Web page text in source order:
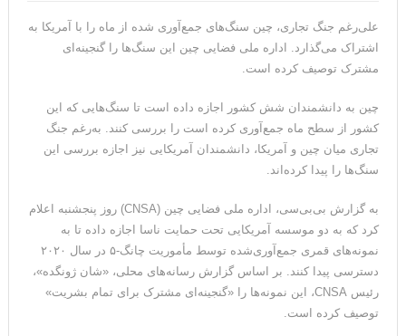
علی‌رغم جنگ تجاری، چین سنگ‌های جمع‌آوری شده از ماه را با آمریکا به
اشتراک می‌گذارد. اداره ملی فضایی چین این سنگ‌ها را گنجینه‌ای
مشترک توصیف کرده است.
چین به دانشمندان شش کشور اجازه داده است تا سنگ‌هایی که این
کشور از سطح ماه جمع‌آوری کرده است را بررسی کنند. به‌رغم جنگ
تجاری میان چین و آمریکا، دانشمندان آمریکایی نیز اجازه بررسی این
سنگ‌ها را پیدا کرده‌اند.
به گزارش بی‌بی‌سی، اداره ملی فضایی چین (CNSA) روز پنجشنبه اعلام
کرد که به دو موسسه آمریکایی تحت حمایت ناسا اجازه داده تا به
نمونه‌های قمری جمع‌آوری‌شده توسط مأموریت چانگ-۵ در سال ۲۰۲۰
دسترسی پیدا کنند. بر اساس گزارش رسانه‌های محلی، «شان ژونگده»،
رئیس CNSA، این نمونه‌ها را «گنجینه‌ای مشترک برای تمام بشریت»
توصیف کرده است.